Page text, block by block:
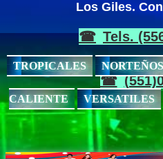
Los Giles.
Tels.
TROPICALES NORTEÑOS
CALIENTE VERSATILES